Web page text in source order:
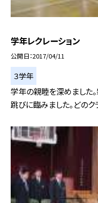
学年レクレーション
公開日 2017/04/11
３学年
学年の親睦を深めました
跳びに臨みました。どのク